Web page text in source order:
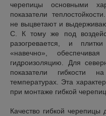
черепицы основными
показатели
не выцветают и
С. К тому же под
разогревается, и
«навечно»,
гидроизоляцию. Для
показатели гибкости
температурах. Эта
при монтаже гибкой
Качество гибкой